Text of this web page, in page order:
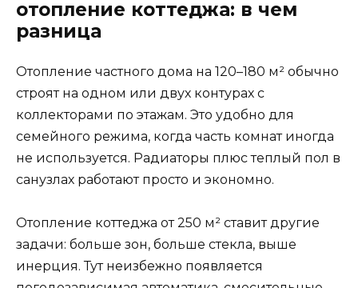
отопление коттеджа: в чем
разница
Отопление частного дома на 120–180 м² обычно
строят на одном или двух контурах с
коллекторами по этажам. Это удобно для
семейного режима, когда часть комнат иногда
не используется. Радиаторы плюс теплый пол в
санузлах работают просто и экономно.
Отопление коттеджа от 250 м² ставит другие
задачи: больше зон, больше стекла, выше
инерция. Тут неизбежно появляется